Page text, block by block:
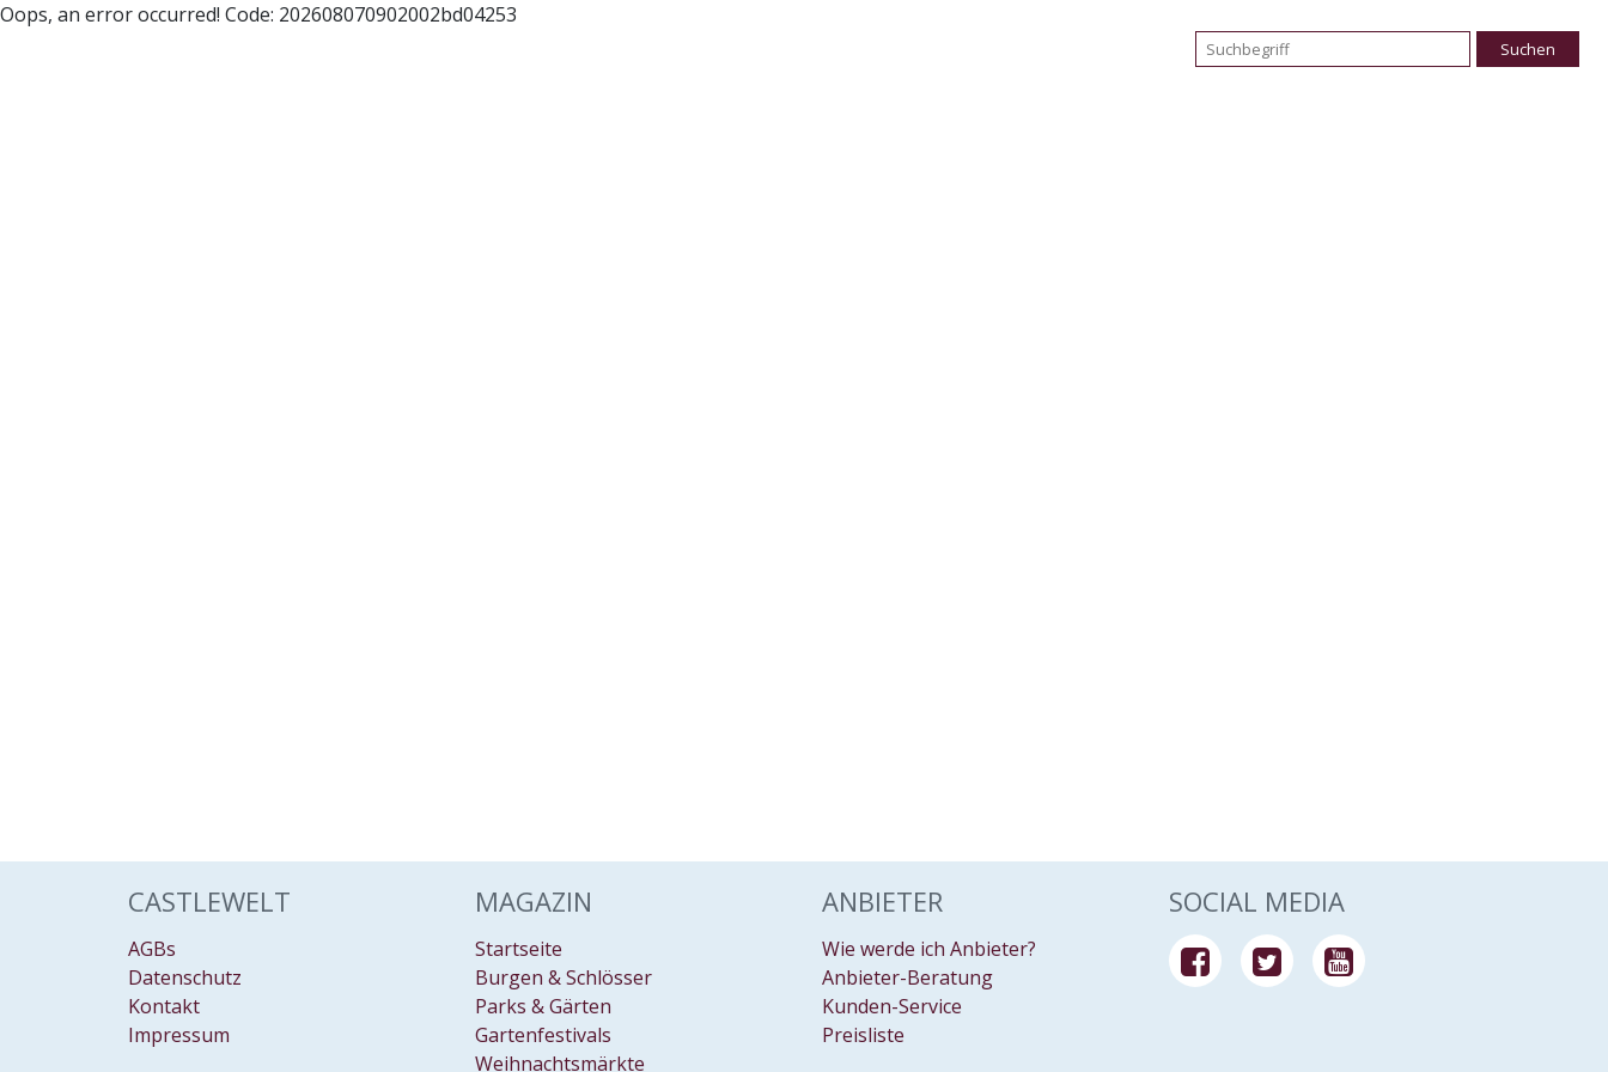
Oops, an error occurred! Code: 202608070902002bd04253
CASTLEWELT
AGBs
Datenschutz
Kontakt
Impressum
MAGAZIN
Startseite
Burgen & Schlösser
Parks & Gärten
Gartenfestivals
Weihnachtsmärkte
ANBIETER
Wie werde ich Anbieter?
Anbieter-Beratung
Kunden-Service
Preisliste
SOCIAL MEDIA